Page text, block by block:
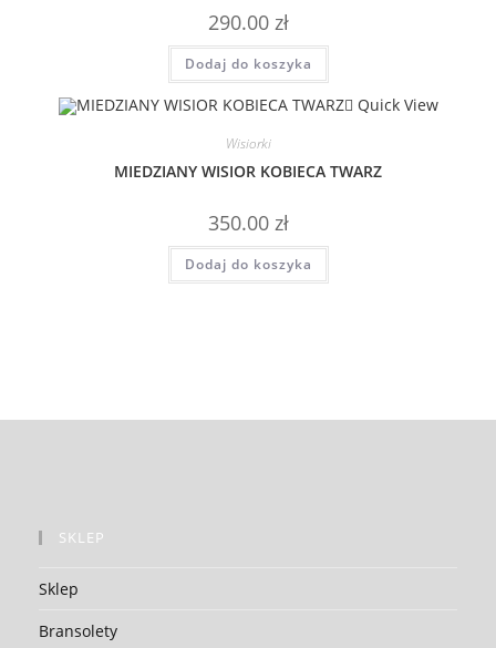
290.00 zł
Dodaj do koszyka
Quick View
Wisiorki
MIEDZIANY WISIOR KOBIECA TWARZ
350.00 zł
Dodaj do koszyka
SKLEP
Sklep
Bransolety